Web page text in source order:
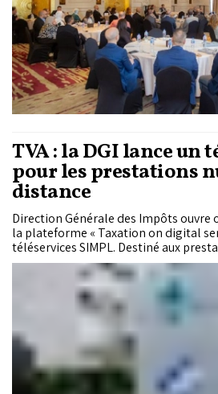
TVA : la DGI lance un
pour les prestations
distance
Direction Générale des Impôts ouvre
la plateforme « Taxation on digital
téléservices SIMPL. Destiné aux
fournissant des services numériques
Maroc, ce dispositif permettra, à
d’effectuer en ligne l’ensemble des
déclaration et au paiement de la TVA.